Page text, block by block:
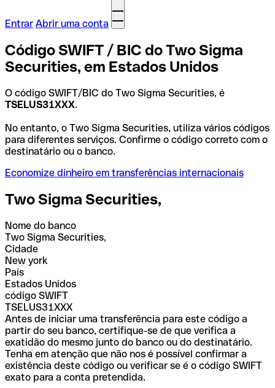
Entrar Abrir uma conta
Código SWIFT / BIC do Two Sigma
Securities, em Estados Unidos
O código SWIFT/BIC do Two Sigma Securities, é
TSELUS31XXX.
No entanto, o Two Sigma Securities, utiliza vários códigos
para diferentes serviços. Confirme o código correto com o
destinatário ou o banco.
Economize dinheiro em transferências internacionais
Two Sigma Securities,
Nome do banco
Two Sigma Securities,
Cidade
New york
País
Estados Unidos
código SWIFT
TSELUS31XXX
Antes de iniciar uma transferência para este código a
partir do seu banco, certifique-se de que verifica a
exatidão do mesmo junto do banco ou do destinatário.
Tenha em atenção que não nos é possível confirmar a
existência deste código ou verificar se é o código SWIFT
exato para a conta pretendida.